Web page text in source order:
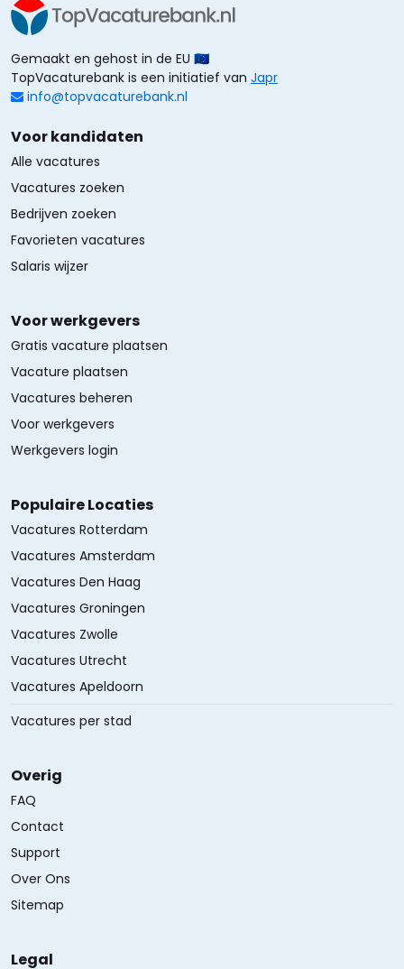
Gemaakt en gehost in de EU 🇪🇺
TopVacaturebank is een initiatief van Japr
info@topvacaturebank.nl
Voor kandidaten
Alle vacatures
Vacatures zoeken
Bedrijven zoeken
Favorieten vacatures
Salaris wijzer
Voor werkgevers
Gratis vacature plaatsen
Vacature plaatsen
Vacatures beheren
Voor werkgevers
Werkgevers login
Populaire Locaties
Vacatures Rotterdam
Vacatures Amsterdam
Vacatures Den Haag
Vacatures Groningen
Vacatures Zwolle
Vacatures Utrecht
Vacatures Apeldoorn
Vacatures per stad
Overig
FAQ
Contact
Support
Over Ons
Sitemap
Legal